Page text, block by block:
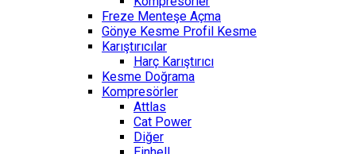
Freze Menteşe Açma
Gönye Kesme Profil Kesme
Karıştırıcılar
Harç Karıştırıcı
Kesme Doğrama
Kompresörler
Attlas
Cat Power
Diğer